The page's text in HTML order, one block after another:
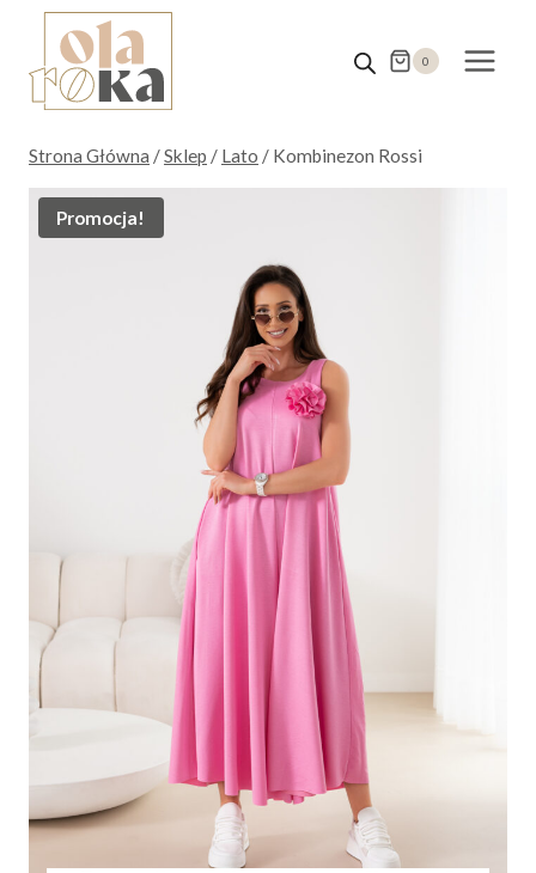
Przejdź
treści
0
Strona Główna /Sklep / Lato / Kombinezon Rossi
Promocja!